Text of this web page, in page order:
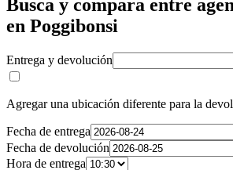
Busca y compara entre
en Poggibonsi
Entrega y devolución
Agregar una ubicación diferente para la
Fecha de entrega
Fecha de devolución
Hora de entrega